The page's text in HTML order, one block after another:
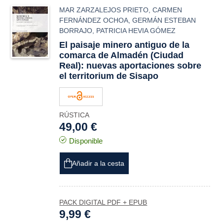
MAR ZARZALEJOS PRIETO ,CARMEN
FERNÁNDEZ OCHOA ,GERMÁN ESTEBAN
BORRAJO PATRICIA HEVIA GÓMEZ
El paisaje minero antiguo de la
comarca de Almadén (Ciudad
Real): nuevas aportaciones sobre
elterritorium deSisapo
RÚSTICA
49,00 €
Disponible
Añadir a la cesta
PACK DIGITAL PDF + EPUB
9,99 €